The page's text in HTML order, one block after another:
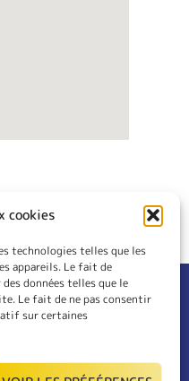
cookies
technologies telles que les
appareils. Le fait de
données telles que le
Le fait de ne pas consentir
sur certaines